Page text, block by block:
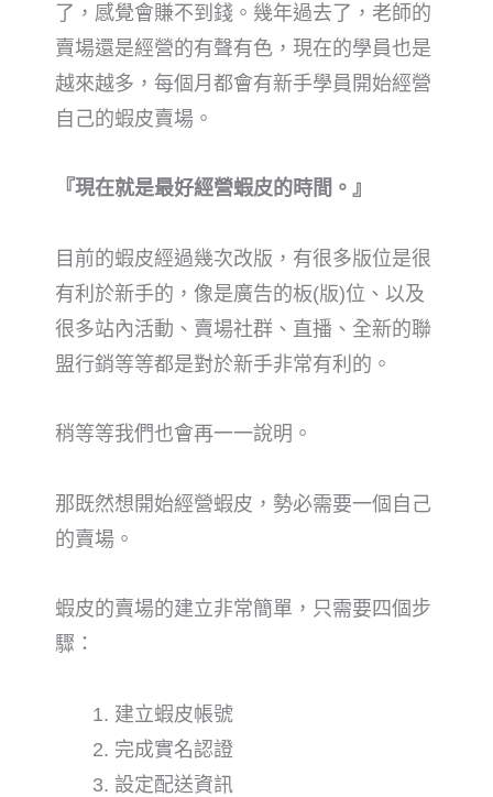
了，感覺會賺不到錢。幾年過去了，老師的
賣場還是經營的有聲有色，現在的學員也是
越來越多，每個月都會有新手學員開始經營
自己的蝦皮賣場。
『現在就是最好經營蝦皮的時間。』
目前的蝦皮經過幾次改版，有很多版位是很
有利於新手的，像是廣告的板(版)位、以及
很多站內活動、賣場社群、直播、全新的聯
盟行銷等等都是對於新手非常有利的。
稍等等我們也會再一一說明。
那既然想開始經營蝦皮，勢必需要一個自己
的賣場。
蝦皮的賣場的建立非常簡單，只需要四個步
驟：
建立蝦皮帳號
完成實名認證
設定配送資訊